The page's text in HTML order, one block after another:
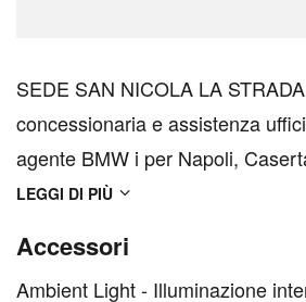
SEDE SAN NICOLA LA STRADA M.Car è
concessionaria e assistenza
agente BMW i per Napoli,
M.Car inoltre è l'unica
MINI NEXT per la vendita
LEGGI DI PIÙ
Accessori
Ambient Light - Illuminazione